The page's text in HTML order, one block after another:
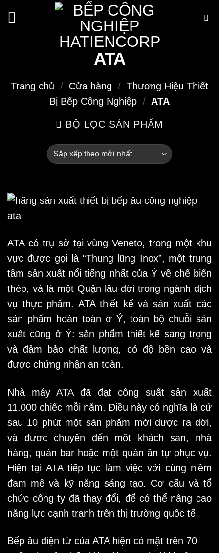
qua
ATA
Trang chủ / Cửa hàng / Thương Hiệu Thiết
Bị Bếp Công Nghiệp / ATA
BỘ LỌC SẢN PHẨM
ATA có trụ sở tại vùng Veneto, trong một khu
vực được gọi là “Thung lũng Inox”, một trung
tâm sản xuất nổi tiếng nhất của Ý về chế biến
thép, và là một Quận lâu đời trong ngành dịch
vụ thực phẩm. ATA thiết kế và sản xuất các
sản phẩm hoàn toàn ở Ý, toàn bộ chuỗi sản
xuất cũng ở Ý: sản phẩm thiết kế sang trọng
và đảm bảo chất lượng, có độ bền cao và
được chứng nhận an toàn.
Nhà máy ATA đã đạt công suất sản xuất
11.000 chiếc mỗi năm. Điều này có nghĩa là cứ
sau 10 phút một sản phẩm mới được ra đời,
và được chuyển đến một khách sạn, nhà
hàng, quán bar hoặc một quán ăn tự phục vụ.
Hiện tại ATA tiếp tục làm việc với cùng niềm
đam mê và kỹ năng sáng tạo. Cơ cấu và tổ
chức công ty đã thay đổi, để có thể nâng cao
năng lực cạnh tranh trên thị trường quốc tế.
Bếp âu điện từ của ATA hiện có mặt trên 70